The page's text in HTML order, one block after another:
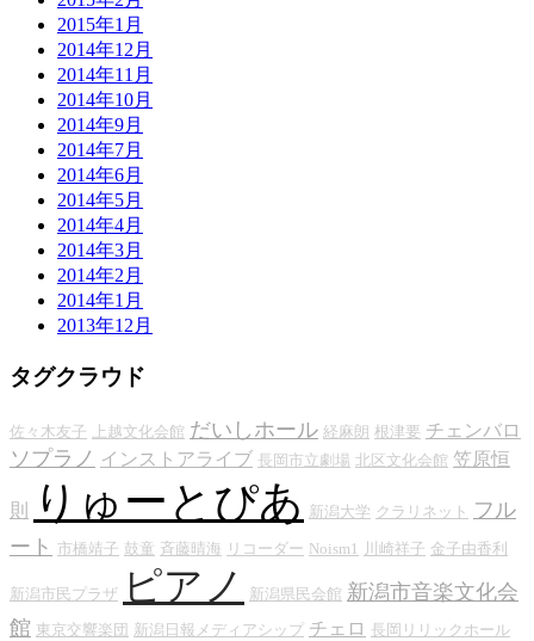
2015年1月
2014年12月
2014年11月
2014年10月
2014年9月
2014年7月
2014年6月
2014年5月
2014年4月
2014年3月
2014年2月
2014年1月
2013年12月
タグクラウド
佐々木友子 上越文化会館 だいしホール 経麻朗 根津要 チェンバロ
ソプラノ インストアライブ 長岡市立劇場 北区文化会館 笠原恒
則 りゅーとぴあ 新潟大学 クラリネット フル
ート 市橋靖子 鼓童 斉藤晴海 リコーダー Noism1 川崎祥子 金子由香利
新潟市民プラザ ピアノ 新潟県民会館 新潟市音楽文化会
館 東京交響楽団 新潟日報メディアシップ チェロ 長岡リリックホール